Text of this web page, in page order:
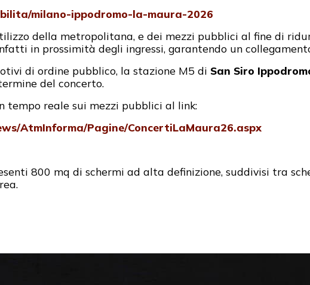
milano-ippodromo-la-maura-2026
della metropolitana, e dei mezzi pubblici al fine di
in prossimità degli ingressi, garantendo un
di ordine pubblico, la stazione M5 di San Siro
del concerto.
reale sui mezzi pubblici al link:
AtmInforma/Pagine/ConcertiLaMaura26.aspx
800 mq di schermi ad alta definizione, suddivisi tra